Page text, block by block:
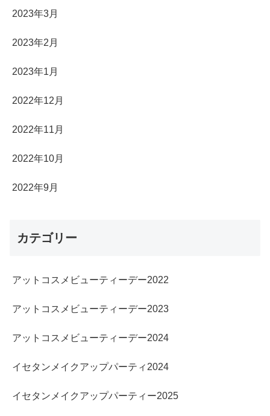
2023年3月
2023年2月
2023年1月
2022年12月
2022年11月
2022年10月
2022年9月
カテゴリー
アットコスメビューティーデー2022
アットコスメビューティーデー2023
アットコスメビューティーデー2024
イセタンメイクアップパーティ2024
イセタンメイクアップパーティー2025